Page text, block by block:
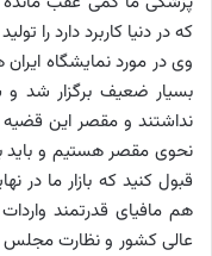
که در دنیا کاربرد دارد را
وی در مورد نمایشگاه
بسیار ضعیف برگزار شد
نداشتند و مقصر این
نحوی مقصر هستیم و باید
قبول کنید که بازار ما در
هم مافیای قدرتمند
عالی کشور و نظارت مجلس